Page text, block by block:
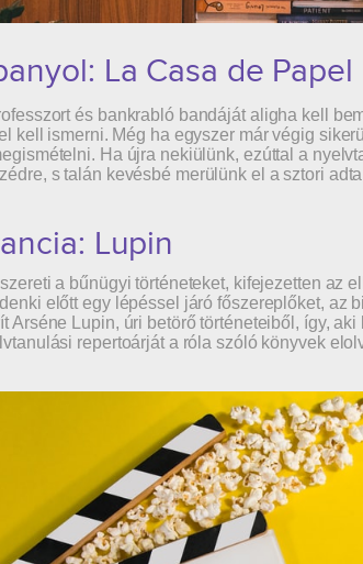
La Casa de Papel
és bankrabló bandáját aligha kell
kell ismerni. Még ha egyszer már végig
Ha újra nekiülünk, ezúttal a
s talán kevésbé merülünk el a sztori
Lupin
a bűnügyi történeteket, kifejezetten az
előtt egy lépéssel járó főszereplőket, az
Arséne Lupin, úri betörő történeteiből, így,
repertoárját a róla szóló könyvek